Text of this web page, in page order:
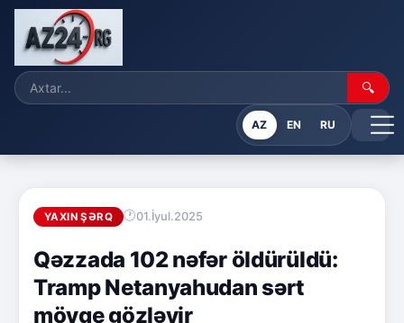
🔍
AZ EN RU
YAXIN ŞƏRQ 01.İyul.2025
Qəzzada 102 nəfər öldürüldü:
Tramp Netanyahudan sərt
mövqe gözləyir